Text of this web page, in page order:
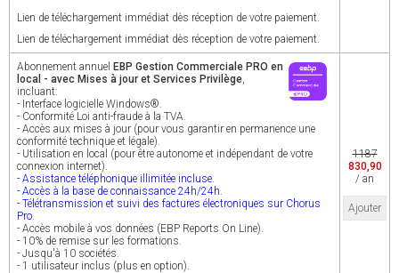
Lien de téléchargement immédiat dès réception de votre paiement.
Lien de téléchargement immédiat dès réception de votre paiement.
Abonnement annuel EBP Gestion Commerciale PRO en
local - avec Mises à jour et Services Privilège,
incluant:
- Interface logicielle Windows®.
- Conformité Loi anti-fraude à la TVA.
- Accès aux mises à jour (pour vous garantir en permanence une
conformité technique et légale).
- Utilisation en local (pour être autonome et indépendant de votre
connexion internet).
- Assistance téléphonique illimitée incluse.
- Accès à la base de connaissance 24h/24h.
- Télétransmission et suivi des factures électroniques sur Chorus
Pro.
- Accès mobile à vos données (EBP Reports On Line).
- 10% de remise sur les formations.
- Jusqu'à 10 sociétés.
- 1 utilisateur inclus (plus en option).
1187
830,90
/ an
Ajouter